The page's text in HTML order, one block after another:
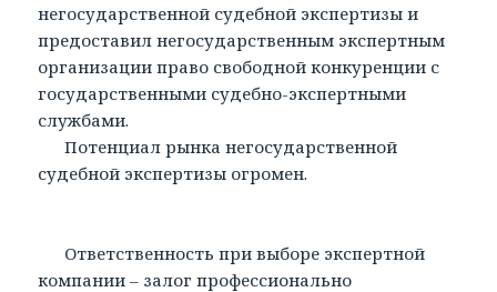
негосударственной судебной экспертизы и
предоставил негосударственным экспертным
организации право свободной конкуренции с
государственными судебно-экспертными
службами.
Потенциал рынка негосударственной
судебной экспертизы огромен.
Ответственность при выборе экспертной
компании – залог профессионально